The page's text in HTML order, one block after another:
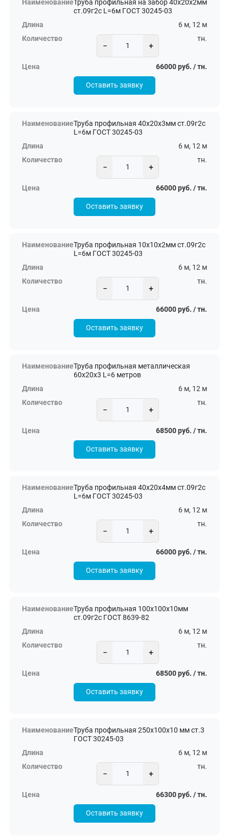
Труба профильная на забор 40х20х2мм
ст.09г2с L=6м ГОСТ 30245-03
6 м, 12 м
− +
тн.
66000 руб. / тн.
Оставить заявку
Труба профильная 40х20х3мм ст.09г2с
L=6м ГОСТ 30245-03
6 м, 12 м
− +
тн.
66000 руб. / тн.
Оставить заявку
Труба профильная 10х10х2мм ст.09г2с
L=6м ГОСТ 30245-03
6 м, 12 м
− +
тн.
66000 руб. / тн.
Оставить заявку
Труба профильная металлическая
60х20х3 L=6 метров
6 м, 12 м
− +
тн.
68500 руб. / тн.
Оставить заявку
Труба профильная 40х20х4мм ст.09г2с
L=6м ГОСТ 30245-03
6 м, 12 м
− +
тн.
66000 руб. / тн.
Оставить заявку
Труба профильная 100х100х10мм
ст.09г2с ГОСТ 8639-82
6 м, 12 м
− +
тн.
68500 руб. / тн.
Оставить заявку
Труба профильная 250х100х10 мм ст.3
ГОСТ 30245-03
6 м, 12 м
− +
тн.
66300 руб. / тн.
Оставить заявку